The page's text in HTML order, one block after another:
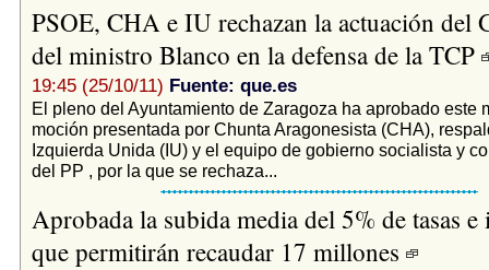
PSOE, CHA e IU rechazan la actuación del
del ministro Blanco en la defensa de la TCP
19:45 (25/10/11) Fuente: que.es
El pleno del Ayuntamiento de Zaragoza ha aprobado este
moción presentada por Chunta Aragonesista (CHA),
Izquierda Unida (IU) y el equipo de gobierno socialista y
del PP , por la que se rechaza...
Aprobada la subida media del 5% de tasas e
que permitirán recaudar 17 millones